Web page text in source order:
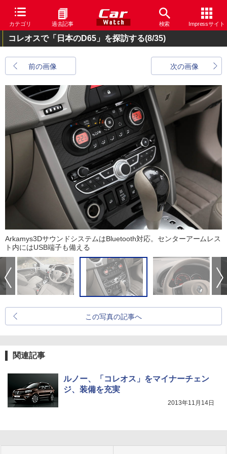
カテゴリ 過去記事 検索 Impressサイト
コレオスで「日本のD65」を探訪する(8/35)
前の画像 次の画像
Arkamys3DサウンドシステムはBluetooth対応。センターアームレス
ト内にはUSB端子も備える
この写真の記事へ
関連記事
ルノー、「コレオス」をマイナーチェン
ジ、装備を充実
2013年11月14日